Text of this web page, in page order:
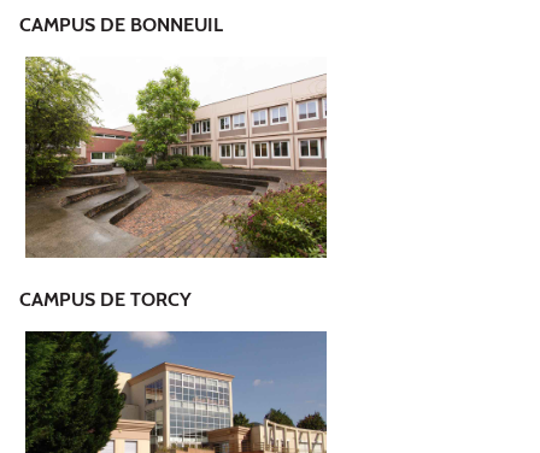
CAMPUS DE BONNEUIL
CAMPUS DE TORCY